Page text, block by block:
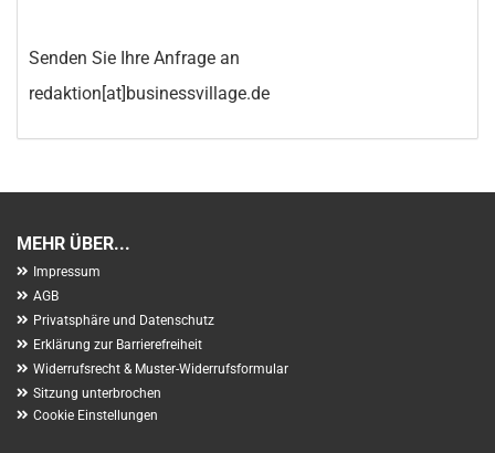
Senden Sie Ihre Anfrage an
redaktion[at]businessvillage.de
MEHR ÜBER...
Impressum
AGB
Privatsphäre und Datenschutz
Erklärung zur Barrierefreiheit
Widerrufsrecht & Muster-Widerrufsformular
Sitzung unterbrochen
Cookie Einstellungen